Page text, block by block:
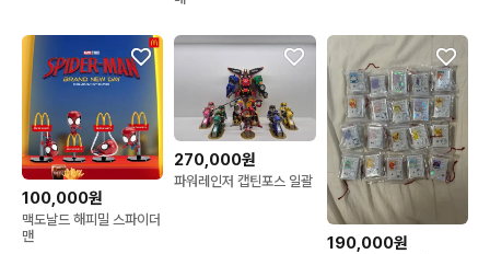
100,000원
맥도날드 해피밀 스파이더
맨
270,000원
파워레인저 캡틴포스 일괄
190,000원